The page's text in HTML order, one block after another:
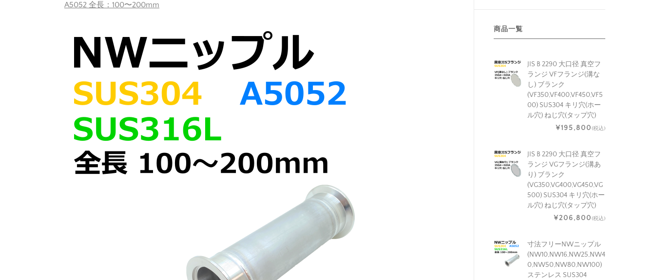
A5052 全長：100〜200mm
商品一覧
JIS B 2290 大口径 真空フ
ランジ VFフランジ(溝な
し) ブランク
(VF350,VF400,VF450,VF5
00) SUS304 キリ穴(ホー
ル穴) ねじ穴(タップ穴)
¥195,800(税込)
JIS B 2290 大口径 真空フ
ランジ VGフランジ(溝あ
り) ブランク
(VG350,VG400,VG450,VG
500) SUS304 キリ穴(ホー
ル穴) ねじ穴(タップ穴)
¥206,800(税込)
寸法フリーNWニップル
(NW10,NW16,NW25,NW4
0,NW50,NW80,NW100)
ステンレス SUS304